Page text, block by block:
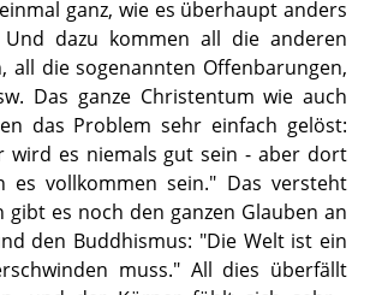
ganz, wie es überhaupt anders
dazu kommen all die anderen
all die sogenannten Offenbarungen,
Das ganze Christentum wie auch
das Problem sehr einfach gelöst:
wird es niemals gut sein - aber dort
es vollkommen sein." Das versteht
gibt es noch den ganzen Glauben an
den Buddhismus: "Die Welt ist ein
muss." All dies überfällt